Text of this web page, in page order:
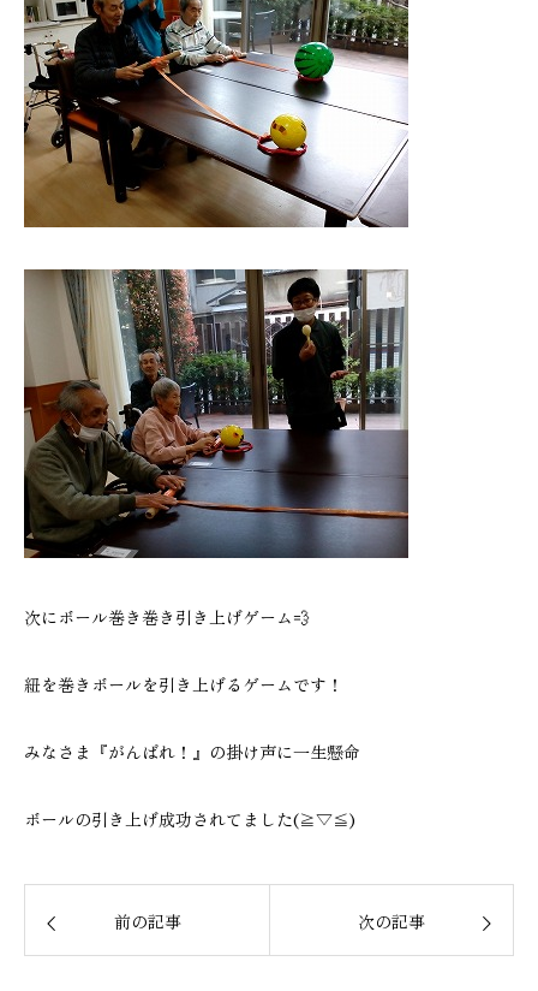
次にボール巻き巻き引き上げゲーム💨
紐を巻きボールを引き上げるゲームです！
みなさま『がんばれ！』の掛け声に一生懸命
ボールの引き上げ成功されてました(≧▽≦)
前の記事 次の記事